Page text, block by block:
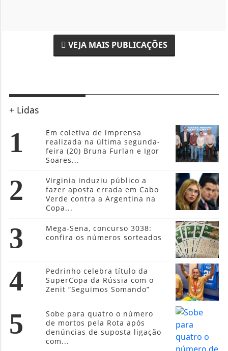
VEJA MAIS PUBLICAÇÕES
+ Lidas
1
Em coletiva de imprensa
realizada na última segunda-
feira (20) Bruna Furlan e Igor
Soares...
2
Virginia induziu público a
fazer aposta errada em Cabo
Verde contra a Argentina na
Copa...
3
Mega-Sena, concurso 3038:
confira os números sorteados
4
Pedrinho celebra título da
SuperCopa da Rússia com o
Zenit “Seguimos Somando”
5
Sobe para quatro o número
de mortos pela Rota após
denúncias de suposta ligação
com...